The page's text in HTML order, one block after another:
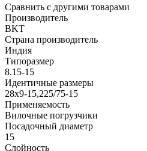
Сравнить с другими товарами
Производитель
BKT
Страна производитель
Индия
Типоразмер
8.15-15
Идентичные размеры
28x9-15,225/75-15
Применяемость
Вилочные погрузчики
Посадочный диаметр
15
Слойность